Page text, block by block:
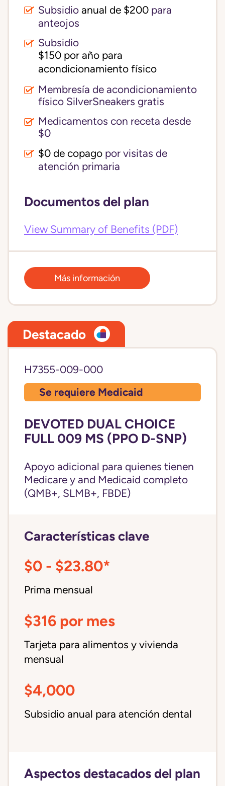
Subsidio anual de $200 para
anteojos
Subsidio
$150 por año para
acondicionamiento físico
Membresía de acondicionamiento
físico SilverSneakers gratis
Medicamentos con receta desde
$0
$0 de copago por visitas de
atención primaria
Documentos del plan
View Summary of Benefits (PDF)
Más información
Destacado
H7355-009-000
Se requiere Medicaid
DEVOTED DUAL CHOICE
FULL 009 MS (PPO D-SNP)
Apoyo adicional para quienes tienen
Medicare y and Medicaid completo
(QMB+, SLMB+, FBDE)
Características clave
$0 - $23.80*
Prima mensual
$316 por mes
Tarjeta para alimentos y vivienda
mensual
$4,000
Subsidio anual para atención dental
Aspectos destacados del plan